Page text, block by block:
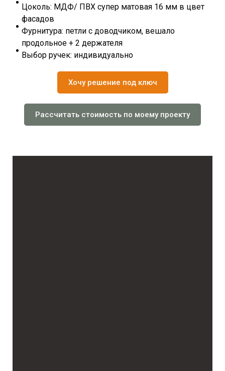
Цоколь: МДФ/ ПВХ супер матовая 16 мм в цвет
фасадов
Фурнитура: петли с доводчиком, вешало
продольное + 2 держателя
Выбор ручек: индивидуально
Хочу решение под ключ
Рассчитать стоимость по моему проекту